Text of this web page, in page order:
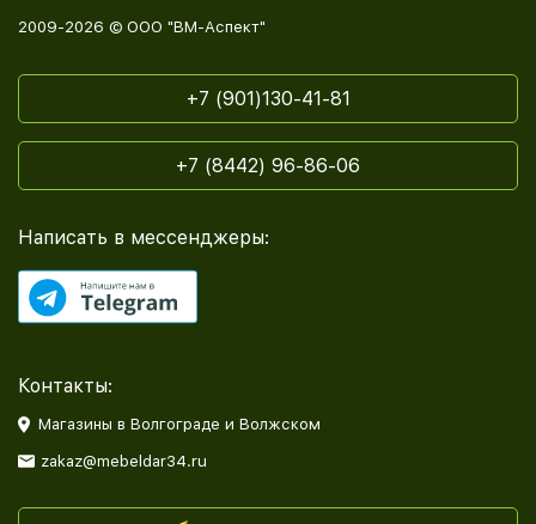
2009-2026 © ООО "ВМ-Аспект"
+7 (901)130-41-81
+7 (8442) 96-86-06
Написать в мессенджеры:
Контакты:
Магазины в Волгограде и Волжском
zakaz@mebeldar34.ru